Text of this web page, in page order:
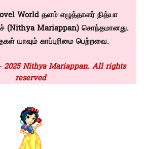
World தளம் எழுத்தாளர் நித்யா
(Nithya Mariappan)சொந்தமானது.
யாவும் காப்புரிமை பெற்றவை.
2025 Nithya Mariappan. All rights
reserved